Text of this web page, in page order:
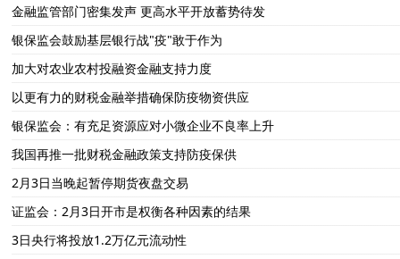
金融监管部门密集发声 更高水平开放蓄势待发
银保监会鼓励基层银行战"疫"敢于作为
加大对农业农村投融资金融支持力度
以更有力的财税金融举措确保防疫物资供应
银保监会：有充足资源应对小微企业不良率上升
我国再推一批财税金融政策支持防疫保供
2月3日当晚起暂停期货夜盘交易
证监会：2月3日开市是权衡各种因素的结果
3日央行将投放1.2万亿元流动性